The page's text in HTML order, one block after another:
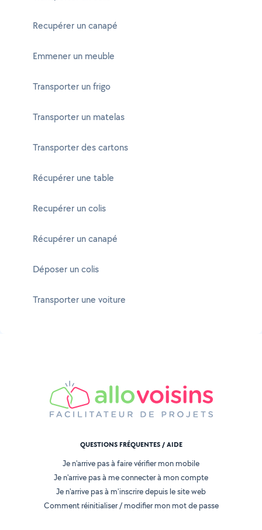
Recupérer un canapé
Emmener un meuble
Transporter un frigo
Transporter un matelas
Transporter des cartons
Récupérer une table
Recupérer un colis
Récupérer un canapé
Déposer un colis
Transporter une voiture
QUESTIONS FRÉQUENTES / AIDE
Je n'arrive pas à faire vérifier mon mobile
Je n'arrive pas à me connecter à mon compte
Je n'arrive pas à m'inscrire depuis le site web
Comment réinitialiser / modifier mon mot de passe